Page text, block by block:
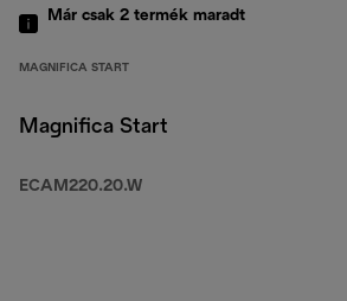
Már csak 2 termék maradt
MAGNIFICA START
Magnifica Start
ECAM220.20.W